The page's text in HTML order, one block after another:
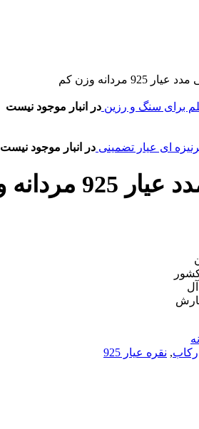
مردانه وزن کم
برای سنگ و رزین در انبار موجود نیست
در انبار موجود نیست
وزن کم
رکاب, نقره عیار 925